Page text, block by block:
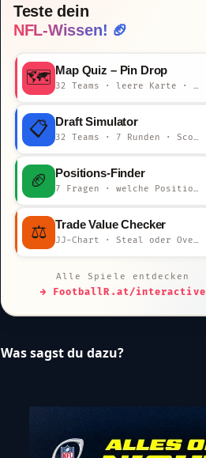
Teste dein
NFL-Wissen! 🏈
🗺️ Map Quiz – Pin Drop
📋 Draft Simulator
🏈 Positions-Finder
⚖️ Trade Value Checker
Alle Spiele entdecken
→ FootballR.at/interactive
Was sagst du dazu?